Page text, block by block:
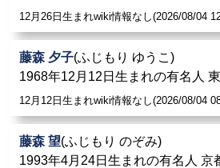
12月26日生まれwiki情報なし(2026/08/04
藤森 夕子(ふじもり ゆうこ)
1968年12月12日生まれの有名人
12月12日生まれwiki情報なし(2026/08/04
藤森 望(ふじもり のぞみ)
1993年4月24日生まれの有名人 京